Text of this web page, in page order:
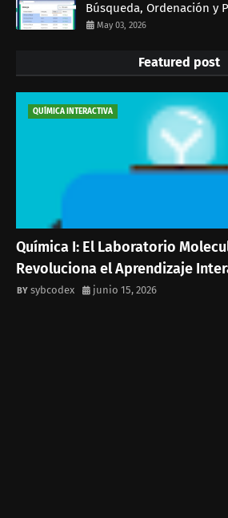
Búsqueda, Ordenación y
May 03, 2026
Featured post
QUÍMICA INTERACTIVA
Química I: El Laboratorio
Revoluciona el Aprendizaje
sybcodex junio 15, 2026